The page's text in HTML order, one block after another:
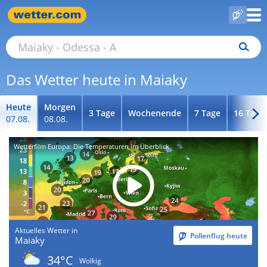
Das Wetter heute in Maiaky
Heute
07.08.
Morgen
08.08.
3 Tage Wochenende 7 Tage 16 Tage
Wetterfilm Europa: Die Temperaturen im Überblick
Aktuelles Wetter in
Maiaky Pollenflug heute
34°C
Wolkig